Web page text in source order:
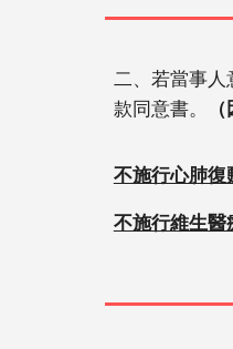
二、若當事
款同意書。
不施行心肺
不施行維生